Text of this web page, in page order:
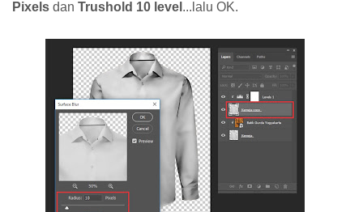
Pixels dan Trushold 10 level ...lalu OK.